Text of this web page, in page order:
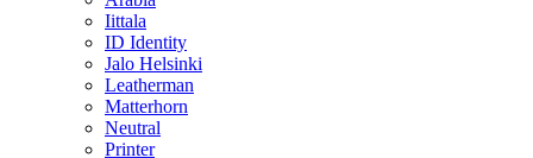
Iittala
ID Identity
Jalo Helsinki
Leatherman
Matterhorn
Neutral
Printer